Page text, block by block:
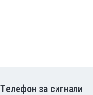
Tелефон за сигнали